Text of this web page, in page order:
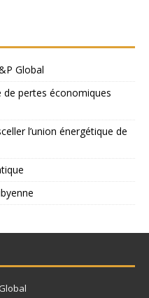
Global
de pertes économiques
l’union énergétique de